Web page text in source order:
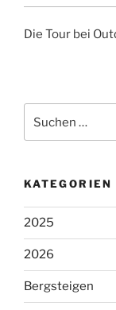
Die Tour bei
nach:
KATEGORIEN
2025
2026
Bergsteigen